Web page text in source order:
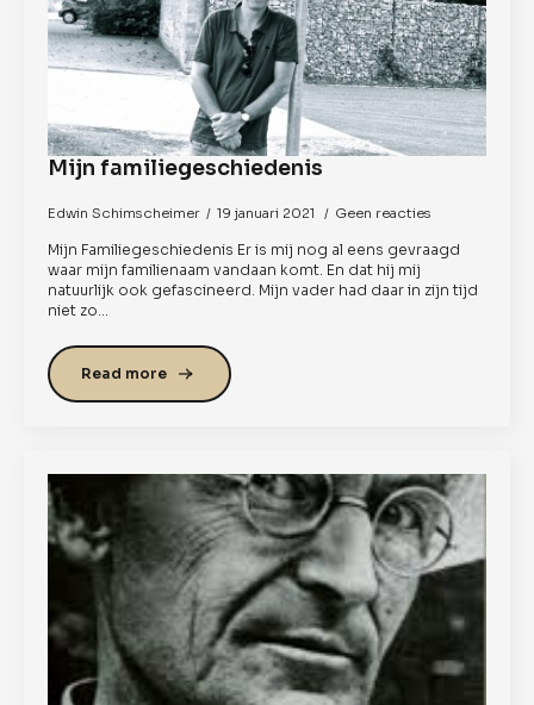
Mijn familiegeschiedenis
Edwin Schimscheimer 19 januari 2021 Geen reacties
Mijn Familiegeschiedenis Er is mij nog al eens gevraagd
waar mijn familienaam vandaan komt. En dat hij mij
natuurlijk ook gefascineerd. Mijn vader had daar in zijn tijd
niet zo…
Read more